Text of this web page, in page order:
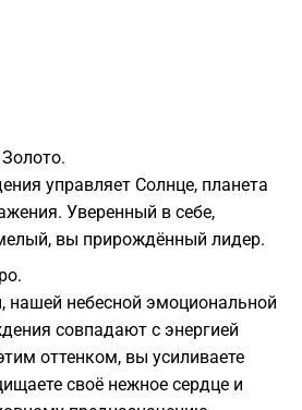
Золото.
управляет Солнце, планета
Уверенный в себе,
вы прирождённый лидер.
нашей небесной эмоциональной
совпадают с энергией
оттенком, вы усиливаете
своё нежное сердце и